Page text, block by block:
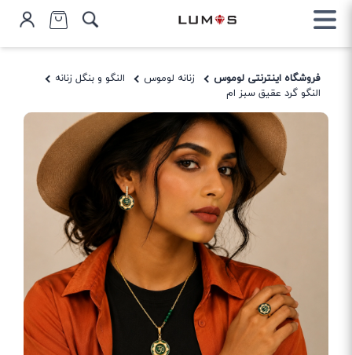
فروشگاه اینترنتی لوموس زنانه لوموس
النگو و بنگل زنانه
النگو گرد عقیق سبز ام